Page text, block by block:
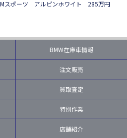
ポーツ アルピンホワイト 285万円
BMW在庫車情報
注文販売
買取査定
特別作業
店舗紹介